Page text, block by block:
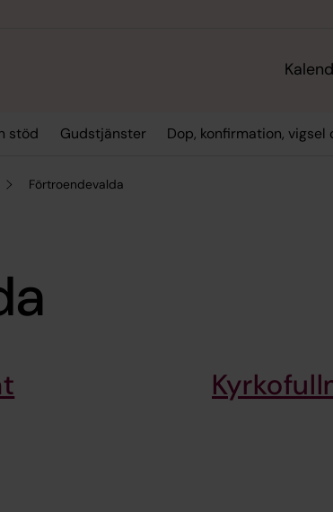
stöd Gudstjänster Dop, konfirmation, vigsel
Förtroendevalda